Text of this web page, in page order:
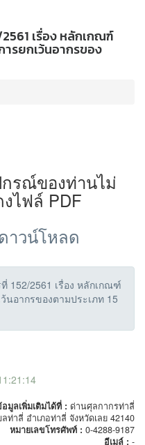
เรื่อง หลักเกณฑ์
ารยกเว้นอากรของ
กรณ์ของท่านไม่
ไฟล์ PDF
าวน์โหลด
152/2561 เรื่อง หลักเกณฑ์
นอากรของตามประเภท 15
มูลเพิ่มเติมได้ที่ : ด่านศุลกากรท่าลี่
ท่าลี่ อำเภอท่าลี่ จังหวัดเลย 42140
หมายเลขโทรศัพท์ : 0-4288-9187
อีเมล์ : -